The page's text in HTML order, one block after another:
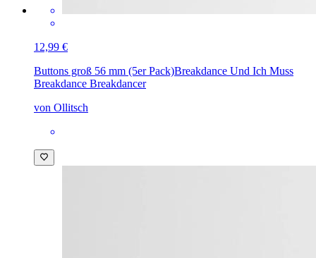
12,99 €
Buttons groß 56 mm (5er Pack)Breakdance Und Ich Muss
Breakdance Breakdancer
von Ollitsch